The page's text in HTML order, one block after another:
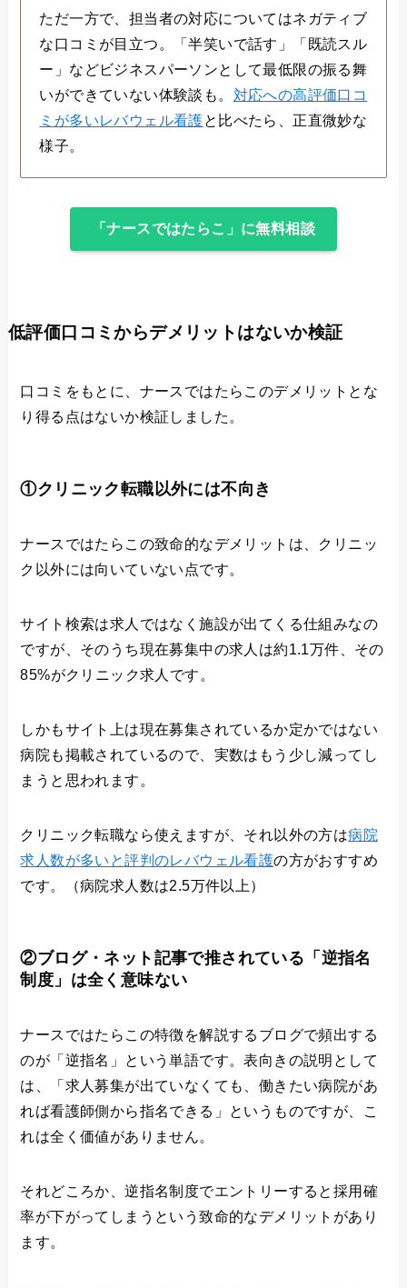
ただ一方で、担当者の対応についてはネガティブ
な口コミが目立つ。「半笑いで話す」「既読スル
ー」などビジネスパーソンとして最低限の振る舞
いができていない体験談も。 対応への高評価口コ
ミが多いレバウェル看護と比べたら、正直微妙な
様子。
「ナースではたらこ」に無料相談
低評価口コミからデメリットはないか検証
口コミをもとに、ナースではたらこのデメリットとな
り得る点はないか検証しました。
①クリニック転職以外には不向き
ナースではたらこの致命的なデメリットは、クリニッ
ク以外には向いていない点です。
サイト検索は求人ではなく施設が出てくる仕組みなの
ですが、そのうち現在募集中の求人は約1.1万件、その
85%がクリニック求人です。
しかもサイト上は現在募集されているか定かではない
病院も掲載されているので、実数はもう少し減ってし
まうと思われます。
クリニック転職なら使えますが、それ以外の方は病院
求人数が多いと評判のレバウェル看護の方がおすすめ
です。（病院求人数は2.5万件以上）
②ブログ・ネット記事で推されている「逆指名
制度」は全く意味ない
ナースではたらこの特徴を解説するブログで頻出する
のが「逆指名」という単語です。表向きの説明として
は、「求人募集が出ていなくても、働きたい病院があ
れば看護師側から指名できる」というものですが、こ
れは全く価値がありません。
それどころか、逆指名制度でエントリーすると採用確
率が下がってしまうという致命的なデメリットがあり
ます。